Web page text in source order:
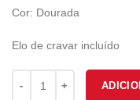
Cor: Dourada
Elo de cravar incluído
Quantidade de